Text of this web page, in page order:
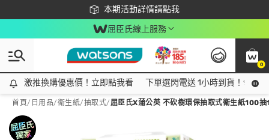
本期活動詳情請點我
下載app最高回饋$350
屈臣氏線上服務
0
激推換購優惠價！立即點我看
激推換購優惠價！立即點我看 下單選閃電送 1小時到貨！領神
首頁/ 日用品/衛生紙/抽取式/屈臣氏X蒲公英 不砍樹環保抽取式衛生紙100抽